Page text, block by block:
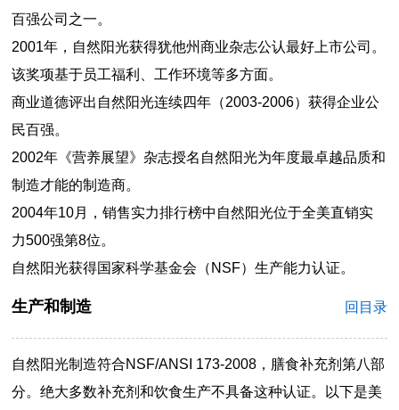
百强公司之一。
2001年，自然阳光获得犹他州商业杂志公认最好上市公司。
该奖项基于员工福利、工作环境等多方面。
商业道德评出自然阳光连续四年（2003-2006）获得企业公
民百强。
2002年《营养展望》杂志授名自然阳光为年度最卓越品质和
制造才能的制造商。
2004年10月，销售实力排行榜中自然阳光位于全美直销实
力500强第8位。
自然阳光获得国家科学基金会（NSF）生产能力认证。
生产和制造 回目录
自然阳光制造符合NSF/ANSI 173-2008，膳食补充剂第八部
分。绝大多数补充剂和饮食生产不具备这种认证。以下是美